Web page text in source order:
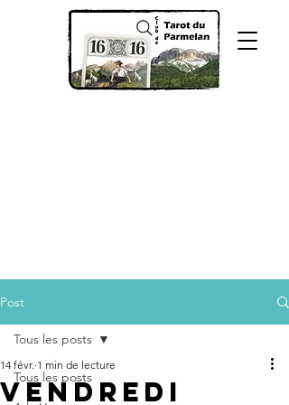
Post
Tous les posts
Tous les posts
Vendredi
14 févr. 1 min de lecture